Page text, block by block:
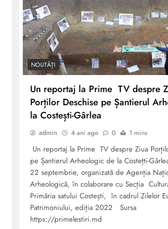
NOUTĂȚI
Un reportaj la Prime TV despre
Porților Deschise pe Șantierul
la Costești-Gârlea
admin 4 ani ago 0 1 mins
Un reportaj la Prime TV despre Ziua
pe Șantierul Arheologic de la Costețti-
22 septembrie, organizată de Agenția
Arheologică, în colaborare cu Secția
Primăria satului Costești, în cadrul Zilelor
Patrimoniului, ediția 2022 Sursa
https://primelestiri.md